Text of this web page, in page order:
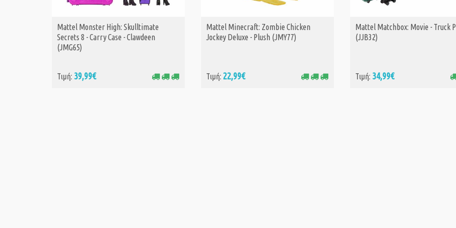
ΑΓΟΡΑ
Mattel Monster High: Skulltimate
Secrets 8 - Carry Case - Clawdeen
(JMG65)
Τιμή: 39,99€
ΑΓΟΡΑ
Mattel Minecraft: Zombie Chicken
Jockey Deluxe - Plush (JMY77)
Τιμή: 22,99€
ΑΓΟΡΑ
Mattel Matchbox: Movie - Truck
(JJB32)
Τιμή: 34,99€